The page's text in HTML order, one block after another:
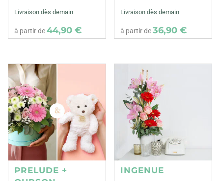
Livraison dès demain
à partir de44,90 €
Livraison dès demain
à partir de36,90 €
PRELUDE +
INGENUE